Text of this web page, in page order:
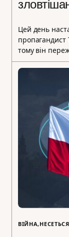
Цей день
пропагандист
тому він
ВІЙНА НЕСЕТЬСЯ